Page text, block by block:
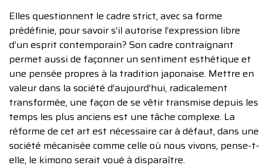
Elles questionnent le cadre strict, avec sa forme
prédéfinie, pour savoir s’il autorise l’expression libre
d’un esprit contemporain? Son cadre contraignant
permet aussi de façonner un sentiment esthétique et
une pensée propres à la tradition japonaise. Mettre en
valeur dans la société d’aujourd’hui, radicalement
transformée, une façon de se vêtir transmise depuis les
temps les plus anciens est une tâche complexe. La
réforme de cet art est nécessaire car à défaut, dans une
société mécanisée comme celle où nous vivons, pense-t-
elle, le kimono serait voué à disparaître.